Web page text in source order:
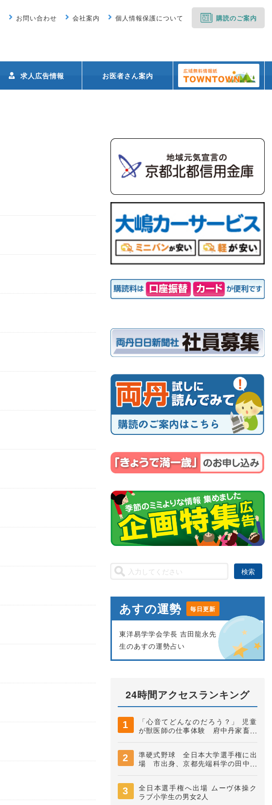
お問い合わせ 会社案内 個人情報保護について 購読のご案内
求人広告情報 お医者さん案内
あすの運勢 毎日更新
東洋易学学会学長 吉田龍永先
生のあすの運勢占い
24時間アクセスランキング
「心音てどんなのだろう？」 児童
が獣医師の仕事体験 府中丹家畜保
準硬式野球 全日本大学選手権に出
場 市出身、京都先端科学の田中快
全日本選手権へ出場 ムーヴ体操ク
ラブ小学生の男女2人